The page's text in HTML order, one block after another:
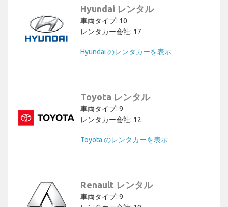
Hyundai レンタル
車両タイプ: 10
レンタカー会社: 17
Hyundai のレンタカーを表示
Toyota レンタル
車両タイプ: 9
レンタカー会社: 12
Toyota のレンタカーを表示
Renault レンタル
車両タイプ: 9